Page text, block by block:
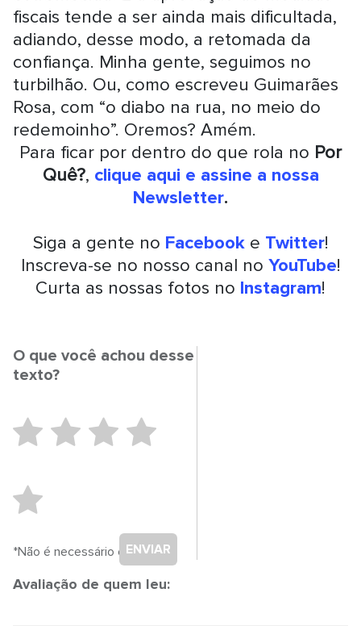
fiscais tende a ser ainda mais dificultada,
adiando, desse modo, a retomada da
confiança. Minha gente, seguimos no
turbilhão. Ou, como escreveu Guimarães
Rosa, com “o diabo na rua, no meio do
redemoinho”. Oremos? Amém.
Para ficar por dentro do que rola no Por
Quê?, clique aqui e assine a nossa
Newsletter.
Siga a gente no Facebooke Twitter!
Inscreva-se no nosso canal no YouTube!
Curta as nossas fotos no Instagram!
O que você achou desse
texto?
ENVIAR
*Não é necessário cadastro.
Avaliação de quem leu: